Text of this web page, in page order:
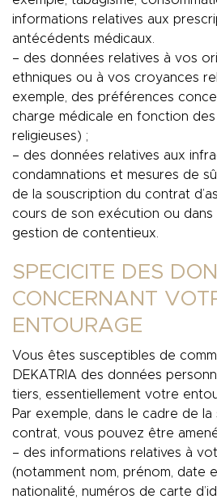
informations relatives aux
antécédents médicaux.
– des données relatives à vos
ethniques ou à vos croyances
exemple, des préférences
charge médicale en fonction
religieuses) ;
– des données relatives aux
condamnations et mesures de
de la souscription du contrat
cours de son exécution ou dans
gestion de contentieux.
SPECICITE DES
CONCERNANT
ENTOURAGE
Vous êtes susceptibles de
DEKATRIA des données
tiers, essentiellement votre
Par exemple, dans le cadre de
contrat, vous pouvez être
– des informations relatives à
(notamment nom, prénom, date
nationalité, numéros de carte